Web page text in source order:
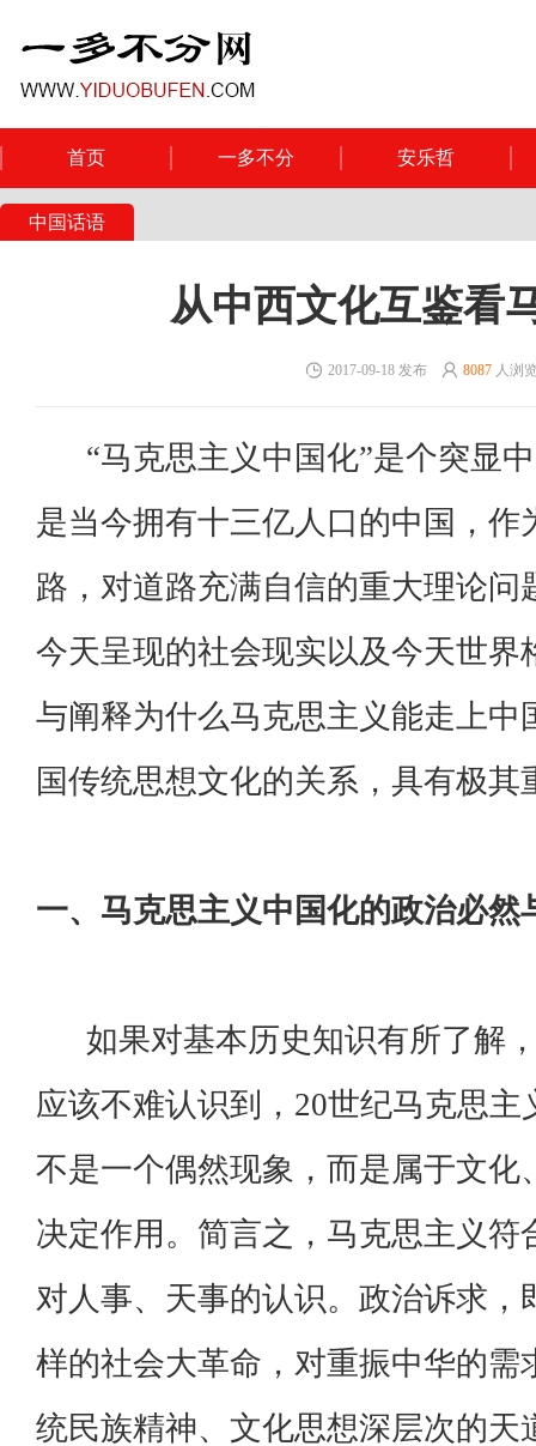
首页 一多不分 安乐哲
中国话语
从中西文化互鉴看
2017-09-18 发布 8087 人浏
“马克思主义中国化”是个突显
是当今拥有十三亿人口的中国，
路，对道路充满自信的重大理论
今天呈现的社会现实以及今天世
与阐释为什么马克思主义能走上
国传统思想文化的关系，具有极其
一、马克思主义中国化的政治必然
如果对基本历史知识有所了解
应该不难认识到，20世纪马克思
不是一个偶然现象，而是属于文
决定作用。简言之，马克思主义
对人事、天事的认识。政治诉求
样的社会大革命，对重振中华的
统民族精神、文化思想深层次的